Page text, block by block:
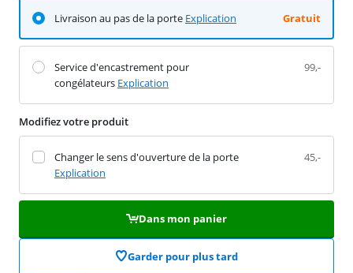
Livraison au pas de la porte Explication Gratuit
Service d'encastrement pour
congélateurs Explication
99,-
Modifiez votre produit
Changer le sens d'ouverture de la porte
Explication
45,-
Dans mon panier
Garder pour plus tard